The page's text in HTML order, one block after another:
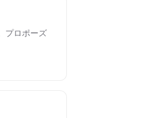
プロポーズ